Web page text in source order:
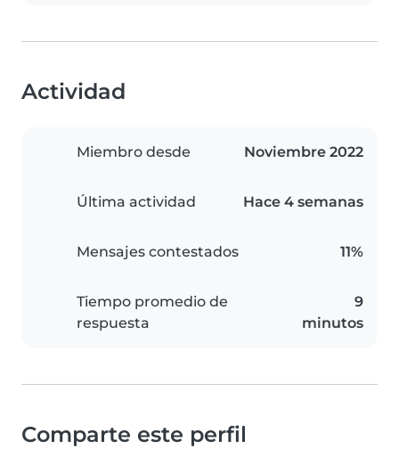
Actividad
Miembro desde Noviembre 2022
Última actividad Hace 4 semanas
Mensajes contestados 11%
Tiempo promedio de
respuesta
9
minutos
Comparte este perfil